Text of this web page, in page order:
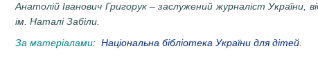
Анатолій Іванович Григорук – заслужений журналіст України,
ім. Наталі Забіли.
За матеріалами: Національна бібліотека України для дітей.